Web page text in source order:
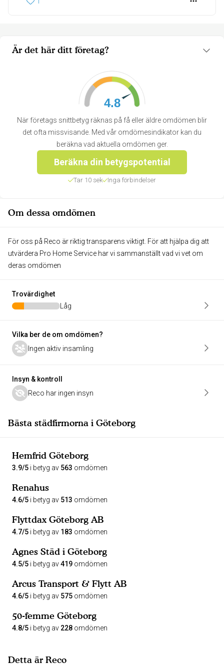
Är det här ditt företag?
4.8
När företags snittbetyg räknas på få eller äldre omdömen blir
det ofta missvisande. Med vår omdömesindikator kan du
beräkna vad aktuella omdömen ger.
Beräkna din betygspotential
Tar 10 sek Inga förbindelser
Om dessa omdömen
För oss på Reco är riktig transparens viktigt. För att hjälpa dig att
utvärdera Pro Home Service har vi sammanställt vad vi vet om
deras omdömen
Trovärdighet
Låg
Vilka ber de om omdömen?
Ingen aktiv insamling
Insyn & kontroll
Reco har ingen insyn
Bästa städfirmorna i Göteborg
Hemfrid Göteborg
3.9/5 i betyg av 563 omdömen
Renahus
4.6/5 i betyg av 513 omdömen
Flyttdax Göteborg AB
4.7/5 i betyg av 183 omdömen
Agnes Städ i Göteborg
4.5/5 i betyg av419 omdömen
Arcus Transport & Flytt AB
4.6/5 i betyg av 575 omdömen
50-femme Göteborg
4.8/5 i betyg av 228 omdömen
Detta är Reco